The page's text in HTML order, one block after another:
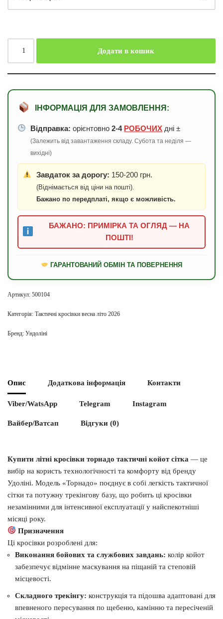
Додати в кошик
ІНФОРМАЦІЯ ДЛЯ ЗАМОВЛЕННЯ:
Відправка: орієнтовно2-4 РОБОЧИХ дні ±
(Залежить від завантаження складу. Субота та неділя —
вихідні)
Завдаток за дорогу: 150-200 грн.
(Віднімається від ціни на пошті).
Бажано по передплаті, якщо є можливість.
БАЖАНО: ПРИМІРКА ТА ОГЛЯД — НА
ПОШТІ!
ГАРАНТОВАНИЙ ОБМІН ТА ПОВЕРНЕННЯ
Артикул: 500104
Категорія: Тактичні кросівки весна літо 2026
Бренд: Ундоліні
Опис Додаткова інформація Контакти
Viber/WatsApp Telegram Instagram
Вайбер/Ватсап Відгуки (0)
Купити літні кросівки торнадо тактичні койот сітка — це
вибір на користь технологічності та комфорту від бренду
Удоліні. Модель «Торнадо» поєднує в собі легкість тактичної
сітки та потужну трекінгову базу, що робить ці кросівки
незамінними для інтенсивної експлуатації у найспекотніші
місяці року.
Призначення
Ці кросівки розроблені для:
Виконання бойових та службових завдань: колір койот
забезпечує відмінне маскування на піщаній та степовій
місцевості.
Складного трекінгу: конструкція та підошва адаптовані для
впевненого пересування по щебеню, камінню та пересіченій